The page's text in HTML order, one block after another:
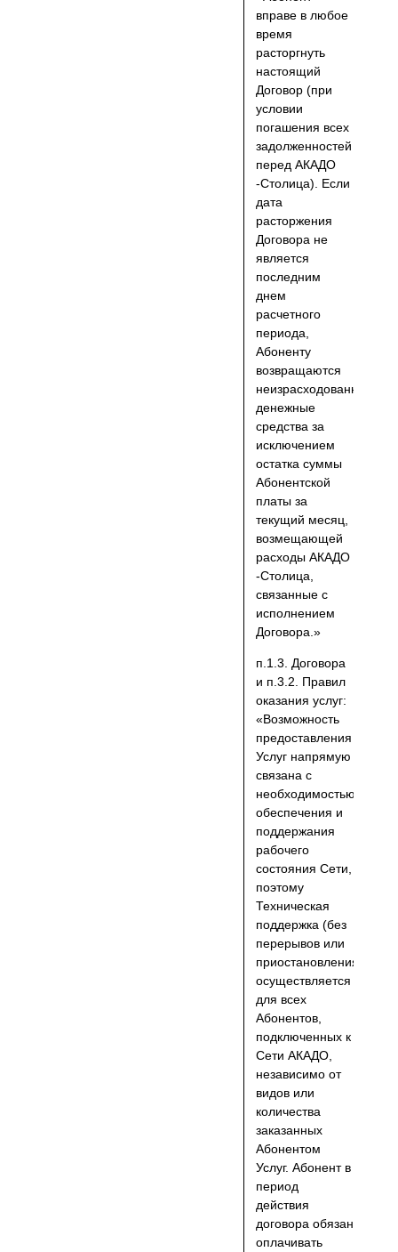
вправе в любое
время
расторгнуть
настоящий
Договор (при
условии
погашения всех
задолженностей
перед АКАДО
-Столица). Если
дата
расторжения
Договора не
является
последним
днем
расчетного
периода,
Абоненту
возвращаются
неизрасходованные
денежные
средства за
исключением
остатка суммы
Абонентской
платы за
текущий месяц,
возмещающей
расходы АКАДО
-Столица,
связанные с
исполнением
Договора.»
п.1.3. Договора
и п.3.2. Правил
оказания услуг:
«Возможность
предоставления
Услуг напрямую
связана с
необходимостью
обеспечения и
поддержания
рабочего
состояния Сети,
поэтому
Техническая
поддержка (без
перерывов или
приостановления)
осуществляется
для всех
Абонентов,
подключенных к
Сети АКАДО,
независимо от
видов или
количества
заказанных
Абонентом
Услуг. Абонент в
период
действия
договора обязан
оплачивать